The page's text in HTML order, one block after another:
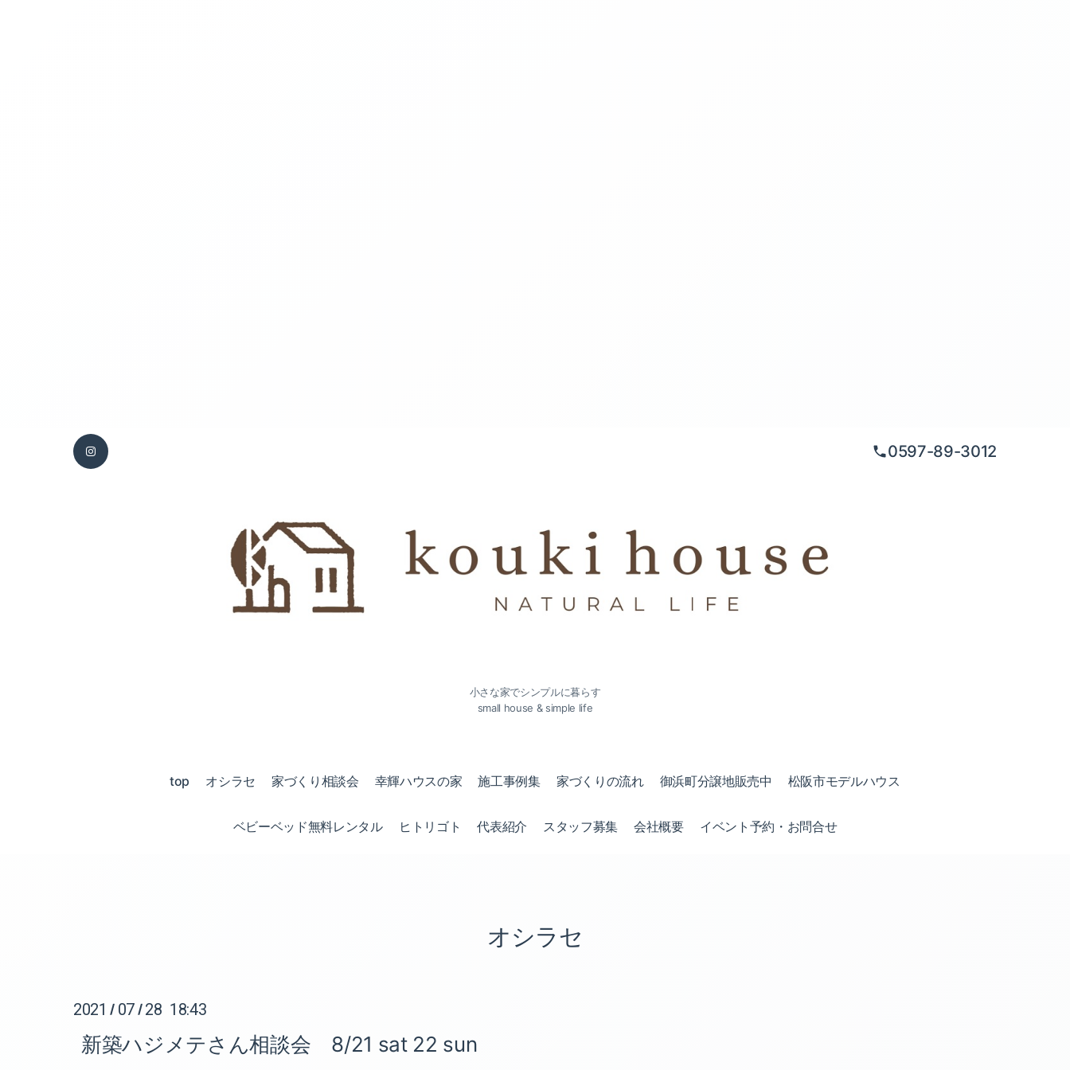
0597-89-3012
小さな家でシンプルに暮らす
small house & simple life
top オシラセ 家づくり相談会 幸輝ハウスの家 施工事例集 家づくりの流れ 御浜町分譲地販売中 松阪市モデルハウス
ベビーベッド無料レンタル ヒトリゴト 代表紹介 スタッフ募集 会社概要 イベント予約・お問合せ
オシラセ
2021 / 07 / 28 18:43
新築ハジメテさん相談会 8/21 sat 22 sun